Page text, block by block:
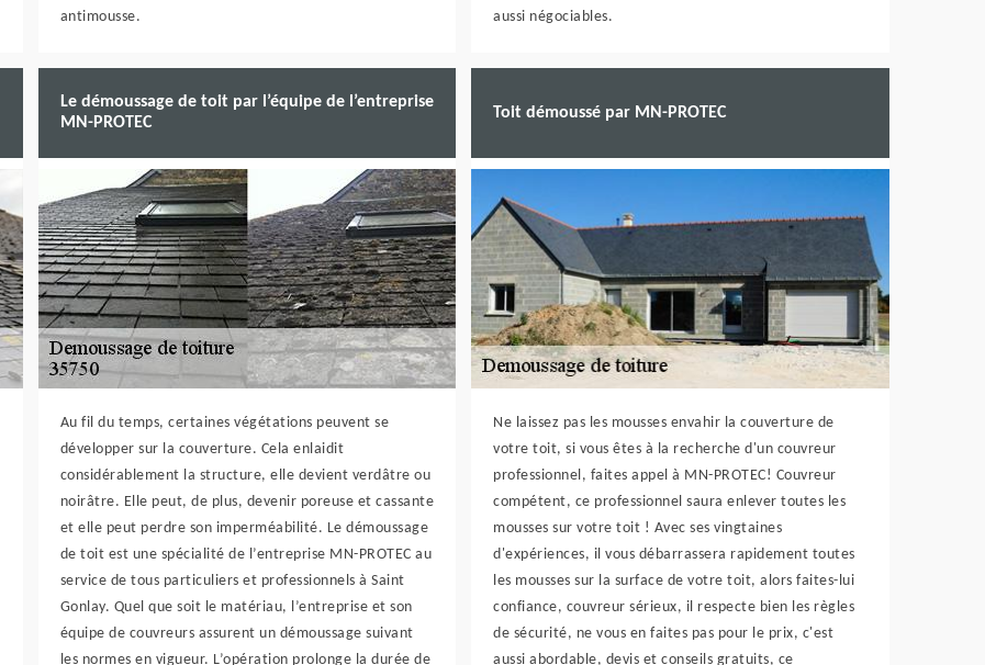
antimousse.
aussi négociables.
Le démoussage de toit par l’équipe de l’entreprise
MN-PROTEC
Au fil du temps, certaines végétations peuvent se
développer sur la couverture. Cela enlaidit
considérablement la structure, elle devient verdâtre ou
noirâtre. Elle peut, de plus, devenir poreuse et cassante
et elle peut perdre son imperméabilité. Le démoussage
de toit est une spécialité de l’entreprise MN-PROTEC au
service de tous particuliers et professionnels à Saint
Gonlay. Quel que soit le matériau, l’entreprise et son
équipe de couvreurs assurent un démoussage suivant
les normes en vigueur. L’opération prolonge la durée de
Toit démoussé par MN-PROTEC
Ne laissez pas les mousses envahir la couverture de
votre toit, si vous êtes à la recherche d'un couvreur
professionnel, faites appel à MN-PROTEC! Couvreur
compétent, ce professionnel saura enlever toutes les
mousses sur votre toit ! Avec ses vingtaines
d'expériences, il vous débarrassera rapidement toutes
les mousses sur la surface de votre toit, alors faites-lui
confiance, couvreur sérieux, il respecte bien les règles
de sécurité, ne vous en faites pas pour le prix, c'est
aussi abordable, devis et conseils gratuits, ce